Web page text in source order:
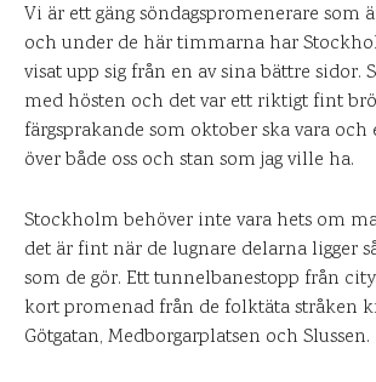
Vi är ett gäng söndagspromenerare som
och under de här timmarna har
visat upp sig från en av sina bättre sidor.
med hösten och det var ett riktigt fint
färgsprakande som oktober ska vara
över både oss och stan som jag ville ha.
Stockholm behöver inte vara hets om
det är fint när de lugnare delarna ligger
som de gör. Ett tunnelbanestopp från
kort promenad från de folktäta stråken
Götgatan, Medborgarplatsen och Slussen.